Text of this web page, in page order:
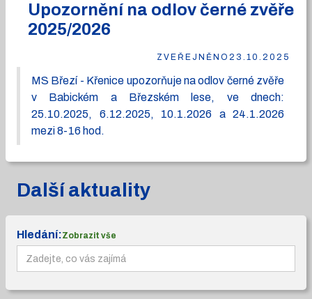
Upozornění na odlov černé zvěře
2025/2026
ZVEŘEJNĚNO 23.10.2025
MS Březí - Křenice upozorňuje na odlov černé zvěře
v Babickém a Březském lese, ve dnech:
25.10.2025, 6.12.2025, 10.1.2026 a 24.1.2026
mezi 8-16 hod.
Další aktuality
Hledání:Zobrazit vše